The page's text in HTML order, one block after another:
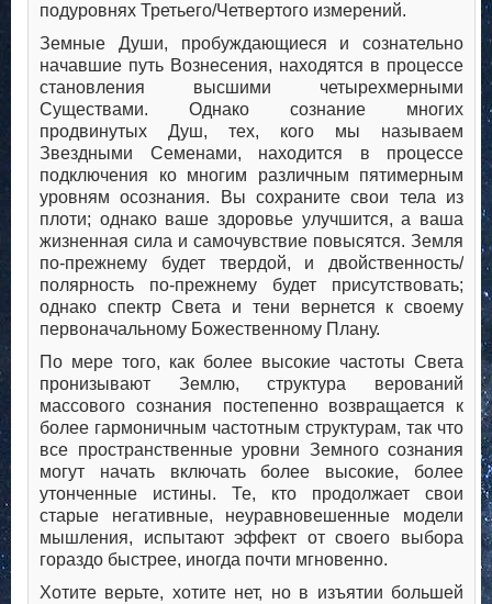
подуровнях Третьего/Четвертого измерений.
Земные Души, пробуждающиеся и сознательно
начавшие путь Вознесения, находятся в процессе
становления высшими четырехмерными
Существами. Однако сознание многих
продвинутых Душ, тех, кого мы называем
Звездными Семенами, находится в процессе
подключения ко многим различным пятимерным
уровням осознания. Вы сохраните свои тела из
плоти; однако ваше здоровье улучшится, а ваша
жизненная сила и самочувствие повысятся. Земля
по-прежнему будет твердой, и двойственность/
полярность по-прежнему будет присутствовать;
однако спектр Света и тени вернется к своему
первоначальному Божественному Плану.
По мере того, как более высокие частоты Света
пронизывают Землю, структура верований
массового сознания постепенно возвращается к
более гармоничным частотным структурам, так что
все пространственные уровни Земного сознания
могут начать включать более высокие, более
утонченные истины. Те, кто продолжает свои
старые негативные, неуравновешенные модели
мышления, испытают эффект от своего выбора
гораздо быстрее, иногда почти мгновенно.
Хотите верьте, хотите нет, но в изъятии большей